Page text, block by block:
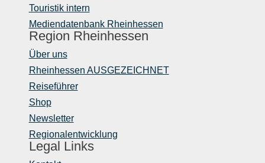
Touristik intern
Mediendatenbank Rheinhessen
Region Rheinhessen
Über uns
Rheinhessen AUSGEZEICHNET
Reiseführer
Shop
Newsletter
Regionalentwicklung
Legal Links